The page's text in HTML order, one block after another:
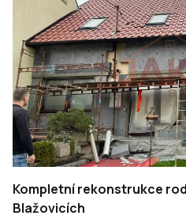
Kompletní rekonstrukce
Blažovicích